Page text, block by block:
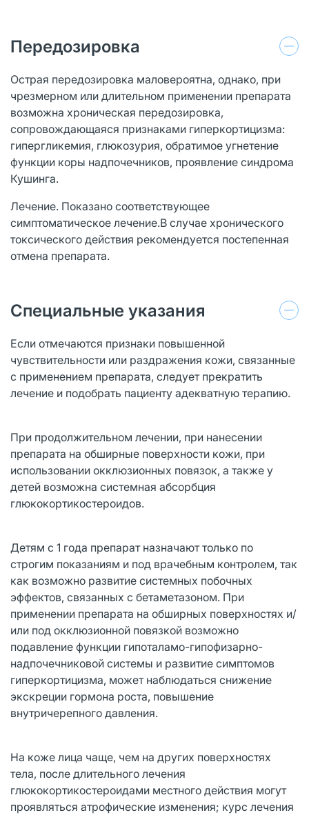
Передозировка
Острая передозировка маловероятна, однако, при
чрезмерном или длительном применении препарата
возможна хроническая передозировка,
сопровождающаяся признаками гиперкортицизма:
гипергликемия, глюкозурия, обратимое угнетение
функции коры надпочечников, проявление синдрома
Кушинга.
Лечение. Показано соответствующее
симптоматическое лечение.В случае хронического
токсического действия рекомендуется постепенная
отмена препарата.
Специальные указания
Если отмечаются признаки повышенной
чувствительности или раздражения кожи, связанные
с применением препарата, следует прекратить
лечение и подобрать пациенту адекватную терапию.
При продолжительном лечении, при нанесении
препарата на обширные поверхности кожи, при
использовании окклюзионных повязок, а также у
детей возможна системная абсорбция
глюкокортикостероидов.
Детям с 1 года препарат назначают только по
строгим показаниям и под врачебным контролем, так
как возможно развитие системных побочных
эффектов, связанных с бетаметазоном. При
применении препарата на обширных поверхностях и/
или под окклюзионной повязкой возможно
подавление функции гипоталамо-гипофизарно-
надпочечниковой системы и развитие симптомов
гиперкортицизма, может наблюдаться снижение
экскреции гормона роста, повышение
внутричерепного давления.
На коже лица чаще, чем на других поверхностях
тела, после длительного лечения
глюкокортикостероидами местного действия могут
проявляться атрофические изменения; курс лечения